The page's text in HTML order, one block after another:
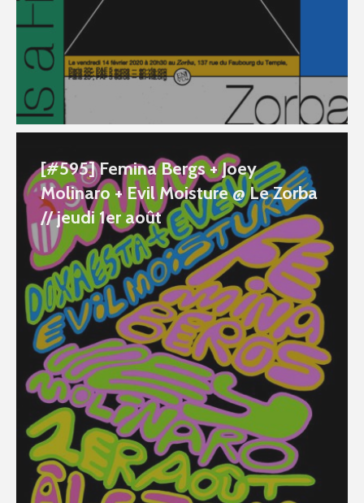
[#595] Femina Bergs + Joey
Molinaro + Evil Moisture @ Le Zorba
// jeudi 1er août